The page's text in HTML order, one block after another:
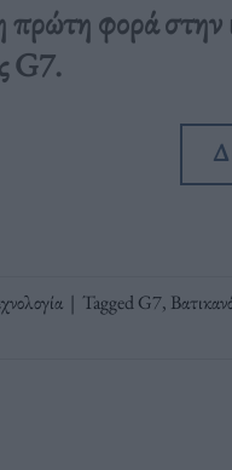
πρώτη φορά στην
G7.
| TaggedG7,